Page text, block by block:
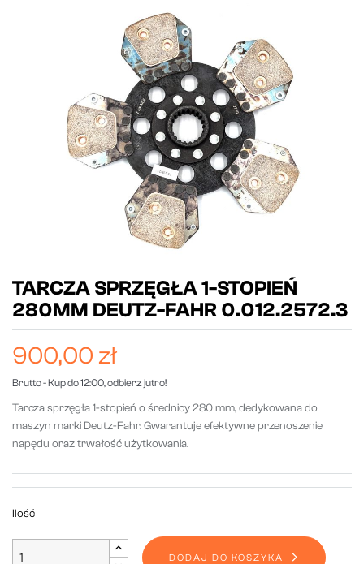
TARCZA SPRZĘGŁA 1-STOPIEŃ
280MM DEUTZ-FAHR 0.012.2572.3
900,00 zł
Brutto- Kup do 12:00, odbierz jutro!
Tarcza sprzęgła 1-stopień o średnicy 280 mm, dedykowana do
maszyn marki Deutz-Fahr. Gwarantuje efektywne przenoszenie
napędu oraz trwałość użytkowania.
Ilość
DODAJ DO KOSZYKA